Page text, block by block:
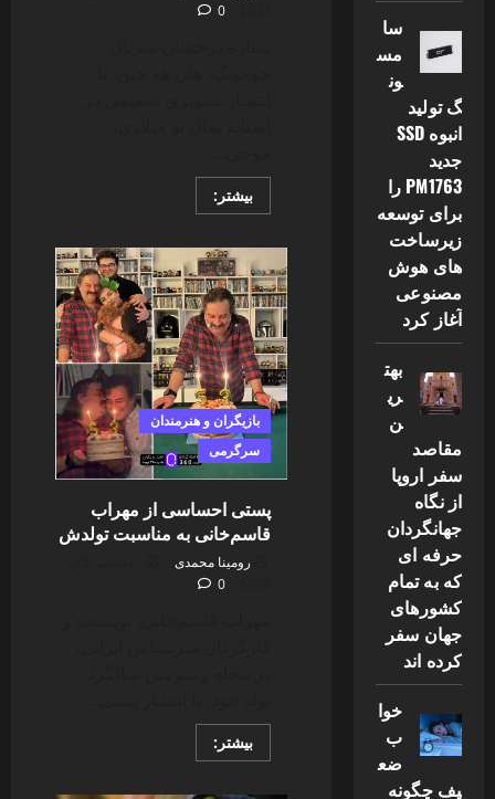
0
بیشتر:Read
more
کریسمسی
بانو
سوسانو
وایرال
شد
بازیگران و هنرمندان
سرگرمی
پستی احساسی از مهراب
قاسم‌خانی به مناسبت تولدش
رومینا محمدی
0
بیشتر:Read
more
سا
مس
ون
گ تولید
انبوه SSD
جدید
PM1763 را
برای توسعه
زیرساخت
های هوش
مصنوعی
آغاز کرد
بهت
ری
ن
مقاصد
سفر اروپا
از نگاه
جهانگردان
حرفه ای
که به تمام
کشورهای
جهان سفر
کرده اند
خوا
ب
ضع
یف چگونه